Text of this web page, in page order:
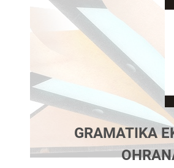
GRAMATIKA